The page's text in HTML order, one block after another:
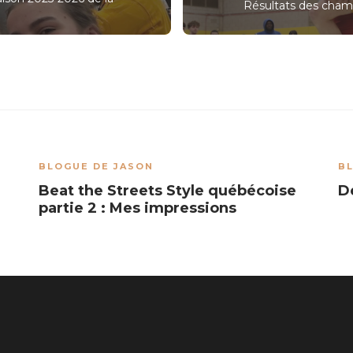
Résultats des
BLOGUE DE JASON
Beat the Streets Style québécoise
partie 2 : Mes impressions